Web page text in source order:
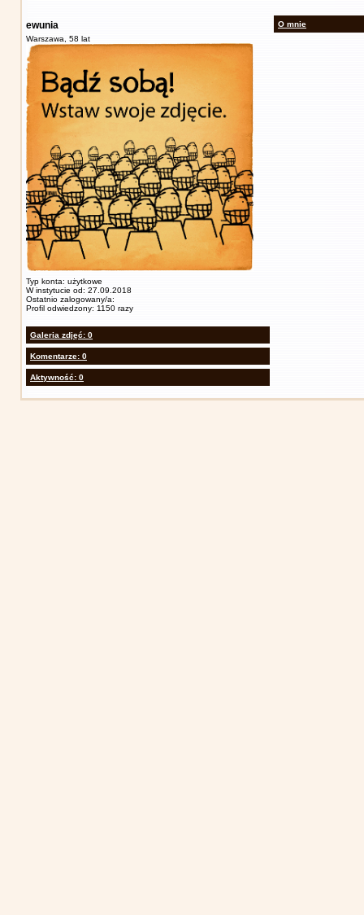
ewunia
Warszawa, 58 lat
Typ konta: użytkowe
W instytucie od: 27.09.2018
Ostatnio zalogowany/a:
Profil odwiedzony: 1150 razy
Galeria zdjęć: 0
Komentarze: 0
Aktywność: 0
O mnie